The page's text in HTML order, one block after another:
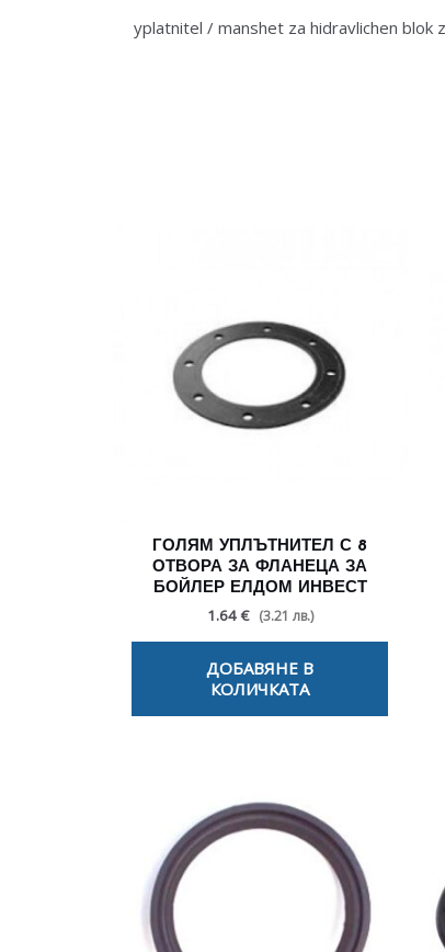
yplatnitel / manshet za hidravlichen blok
ГОЛЯМ УПЛЪТНИТЕЛ С 8
ОТВОРА ЗА ФЛАНЕЦА ЗА
БОЙЛЕР ЕЛДОМ ИНВЕСТ
1.64 € (3.21 лв.)
ДОБАВЯНЕ В
КОЛИЧКАТА